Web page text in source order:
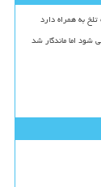
به همراه دارد